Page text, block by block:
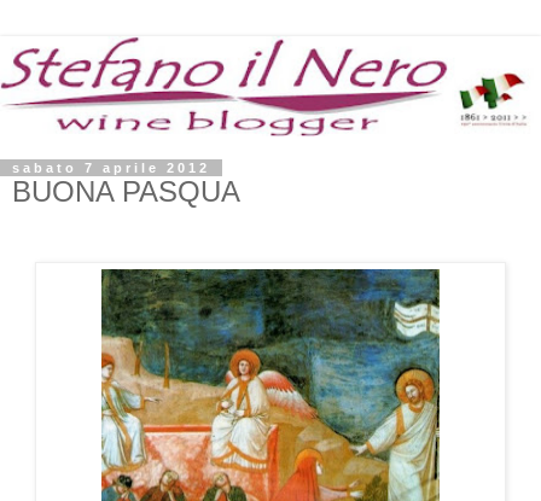
sabato 7 aprile 2012
BUONA PASQUA